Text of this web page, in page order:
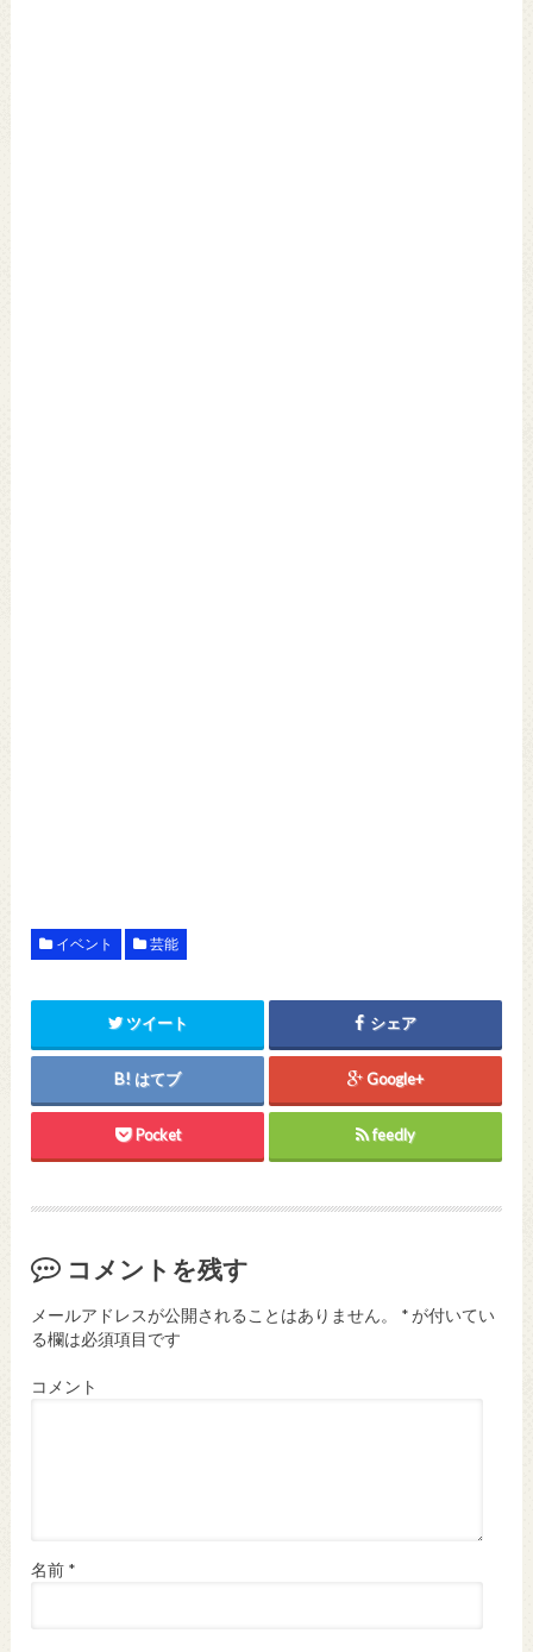
イベント 芸能
ツイート シェア
はてブ Google+
Pocket feedly
コメントを残す
メールアドレスが公開されることはありません。 *が付いてい
る欄は必須項目です
コメント
名前 *